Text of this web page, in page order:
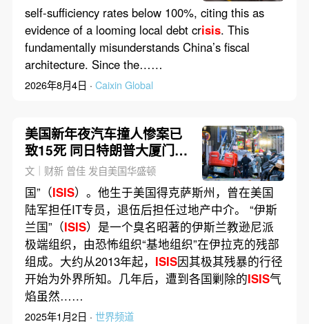
self-sufficiency rates below 100%, citing this as
evidence of a looming local debt crisis. This
fundamentally misunderstands China’s fiscal
architecture. Since the……
2026年8月4日 · Caixin Global
美国新年夜汽车撞人惨案已
致15死 同日特朗普大厦门前
特斯拉卡车爆炸
文｜财新 曾佳 发自美国华盛顿
国”（ISIS）。他生于美国得克萨斯州，曾在美国
陆军担任IT专员，退伍后担任过地产中介。 “伊斯
兰国”（ISIS）是一个臭名昭著的伊斯兰教逊尼派
极端组织，由恐怖组织“基地组织”在伊拉克的残部
组成。大约从2013年起， ISIS因其极其残暴的行径
开始为外界所知。几年后，遭到各国剿除的ISIS气
焰虽然……
2025年1月2日 · 世界频道